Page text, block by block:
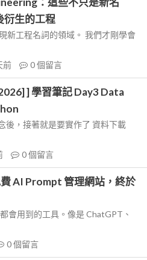
衍生的工程
新工程名詞的領域。 我們才剛學會
前 0個留言
] 學習筆記 Day3 Data
後，接著就是要實作了 資料下載
0個留言
費 AI Prompt 管理網站，終於
會用到的工具。像是 ChatGPT、
0個留言